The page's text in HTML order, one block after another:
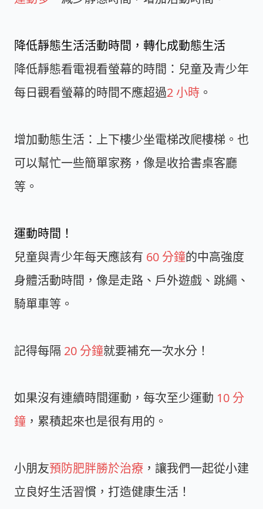
降低靜態生活活動時間，轉化成動態生活
降低靜態看電視看螢幕的時間：兒童及青少年
每日觀看螢幕的時間不應超過2 小時 。
增加動態生活：上下樓少坐電梯改爬樓梯。也
可以幫忙一些簡單家務，像是收拾書桌客廳
等。
運動時間！
兒童與青少年每天應該有 60 分鐘的中高強度
身體活動時間，像是走路、戶外遊戲、跳繩、
騎單車等。
記得每隔 20 分鐘就要補充一次水分！
如果沒有連續時間運動，每次至少運動 10 分
鐘 ，累積起來也是很有用的。
小朋友預防肥胖勝於治療 ，讓我們一起從小建
立良好生活習慣，打造健康生活！